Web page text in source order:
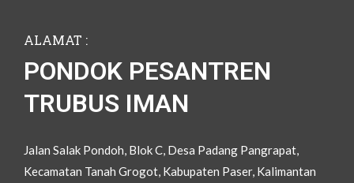
ALAMAT :
PONDOK PESANTREN
TRUBUS IMAN
Jalan Salak Pondoh, Blok C, Desa Padang Pangrapat,
Kecamatan Tanah Grogot, Kabupaten Paser, Kalimantan